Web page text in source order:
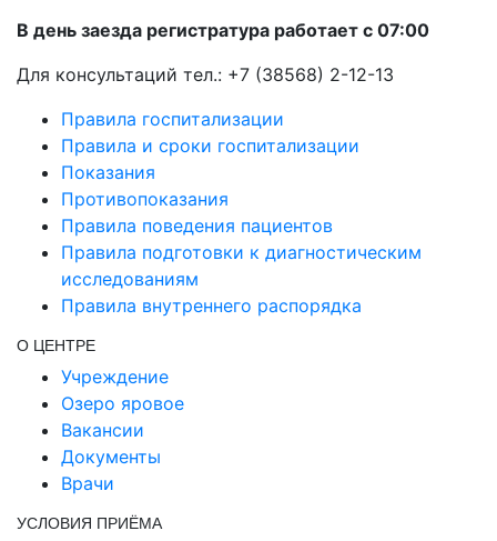
В день заезда регистратура работает с 07:00
Для консультаций тел.: +7 (38568) 2-12-13
Правила госпитализации
Правила и сроки госпитализации
Показания
Противопоказания
Правила поведения пациентов
Правила подготовки к диагностическим
исследованиям
Правила внутреннего распорядка
О ЦЕНТРЕ
Учреждение
Озеро яровое
Вакансии
Документы
Врачи
УСЛОВИЯ ПРИЁМА